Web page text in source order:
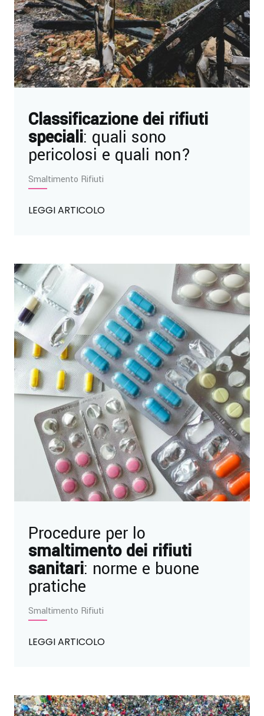
Classificazione dei rifiuti
speciali: quali sono
pericolosi e quali non?
Smaltimento Rifiuti
LEGGI ARTICOLO
Procedure per lo
smaltimento dei rifiuti
sanitari: norme e buone
pratiche
Smaltimento Rifiuti
LEGGI ARTICOLO